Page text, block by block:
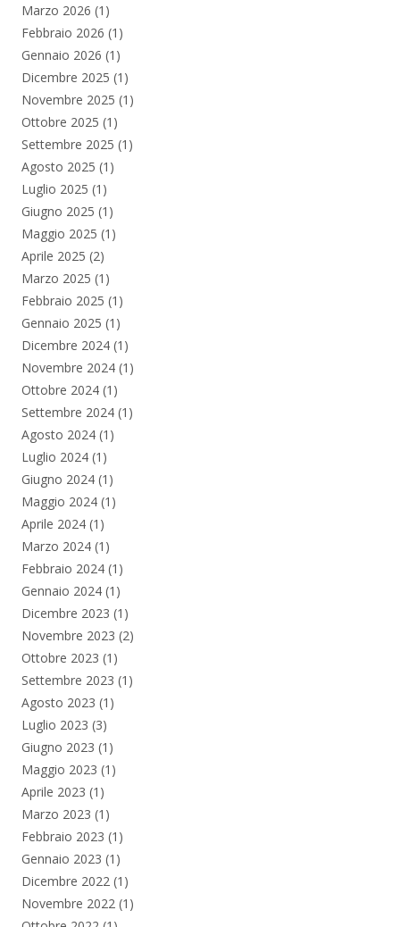
Marzo 2026 (1)
Febbraio 2026 (1)
Gennaio 2026 (1)
Dicembre 2025 (1)
Novembre 2025 (1)
Ottobre 2025 (1)
Settembre 2025 (1)
Agosto 2025 (1)
Luglio 2025 (1)
Giugno 2025 (1)
Maggio 2025 (1)
Aprile 2025 (2)
Marzo 2025 (1)
Febbraio 2025 (1)
Gennaio 2025 (1)
Dicembre 2024 (1)
Novembre 2024 (1)
Ottobre 2024 (1)
Settembre 2024 (1)
Agosto 2024 (1)
Luglio 2024 (1)
Giugno 2024 (1)
Maggio 2024 (1)
Aprile 2024 (1)
Marzo 2024 (1)
Febbraio 2024 (1)
Gennaio 2024 (1)
Dicembre 2023 (1)
Novembre 2023 (2)
Ottobre 2023 (1)
Settembre 2023 (1)
Agosto 2023 (1)
Luglio 2023 (3)
Giugno 2023 (1)
Maggio 2023 (1)
Aprile 2023 (1)
Marzo 2023 (1)
Febbraio 2023 (1)
Gennaio 2023 (1)
Dicembre 2022 (1)
Novembre 2022 (1)